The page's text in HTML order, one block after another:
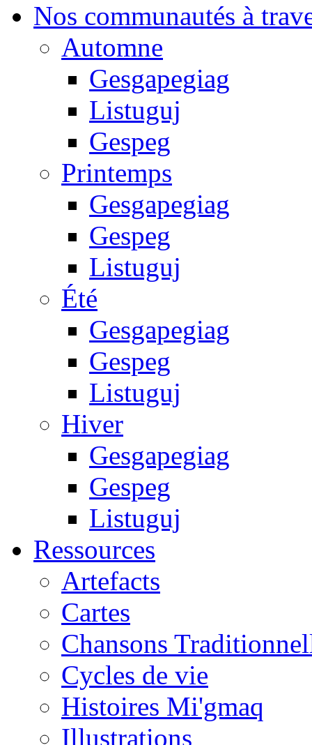
Nos communautés à
Automne
Gesgapegiag
Listuguj
Gespeg
Printemps
Gesgapegiag
Gespeg
Listuguj
Été
Gesgapegiag
Gespeg
Listuguj
Hiver
Gesgapegiag
Gespeg
Listuguj
Ressources
Artefacts
Cartes
Chansons
Cycles de vie
Histoires Mi'gmaq
Illustrations